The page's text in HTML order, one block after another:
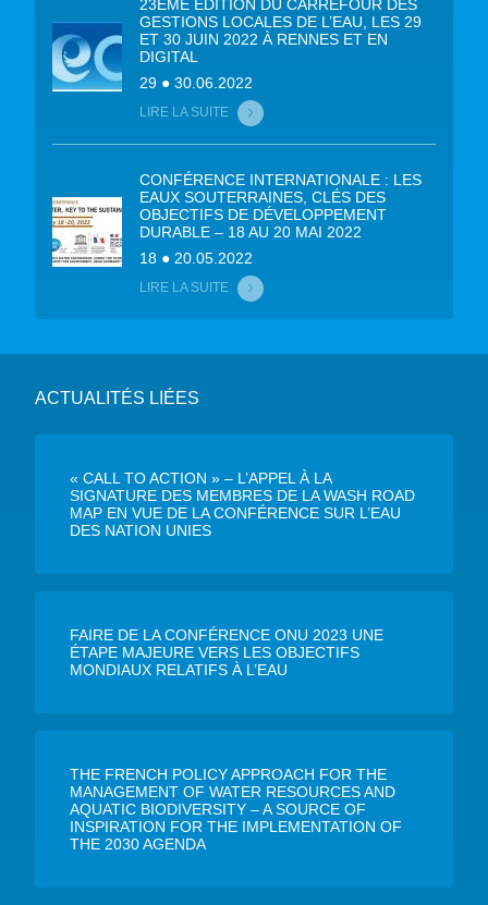
23ÈME ÉDITION DU CARREFOUR DES
GESTIONS LOCALES DE L’EAU, LES 29
ET 30 JUIN 2022 À RENNES ET EN
DIGITAL
29 ● 30.06.2022
LIRE LA SUITE
CONFÉRENCE INTERNATIONALE : LES
EAUX SOUTERRAINES, CLÉS DES
OBJECTIFS DE DÉVELOPPEMENT
DURABLE – 18 AU 20 MAI 2022
18 ● 20.05.2022
LIRE LA SUITE
ACTUALITÉS LIÉES
« CALL TO ACTION » – L’APPEL À LA
SIGNATURE DES MEMBRES DE LA WASH ROAD
MAP EN VUE DE LA CONFÉRENCE SUR L’EAU
DES NATION UNIES
FAIRE DE LA CONFÉRENCE ONU 2023 UNE
ÉTAPE MAJEURE VERS LES OBJECTIFS
MONDIAUX RELATIFS À L’EAU
THE FRENCH POLICY APPROACH FOR THE
MANAGEMENT OF WATER RESOURCES AND
AQUATIC BIODIVERSITY – A SOURCE OF
INSPIRATION FOR THE IMPLEMENTATION OF
THE 2030 AGENDA